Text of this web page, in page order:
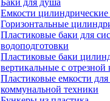
Баки для душа
Емкости
Горизонтальные
Пластиковые баки для
водоподготовки
Пластиковые баки
вертикальные с
Пластиковые емкости
коммунальной техники